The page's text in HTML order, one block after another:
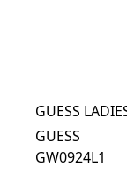
GUESS
GUESS
GW0924L1